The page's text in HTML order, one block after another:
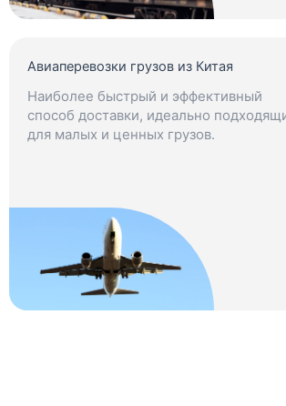
Авиаперевозки грузов из Китая
Наиболее быстрый и эффективный
способ доставки, идеально
для малых и ценных грузов.